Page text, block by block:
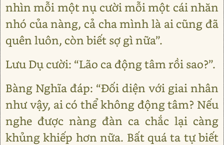
nhìn mỗi một nụ cười mỗi một cái nhăn
nhó của nàng, cả cha mình là ai cũng đã
quên luôn, còn biết sợ gì nữa”.
Lưu Dụ cười: “Lão ca động tâm rồi sao?”.
Bàng Nghĩa đáp: “Đối diện với giai nhân
như vậy, ai có thể không động tâm? Nếu
nghe được nàng đàn ca chắc lại càng
khủng khiếp hơn nữa. Bất quá ta tự biết